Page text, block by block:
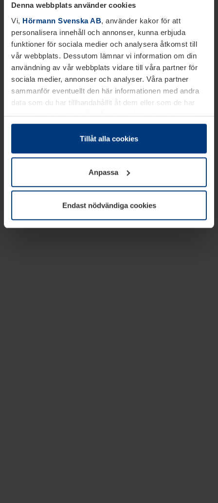
Denna webbplats använder cookies
Vi, Hörmann Svenska AB, använder kakor för att
personalisera innehåll och annonser, kunna erbjuda
funktioner för sociala medier och analysera åtkomst till
vår webbplats. Dessutom lämnar vi information om din
användning av vår webbplats vidare till våra partner för
sociala medier, annonser och analyser. Våra partner
sammanför eventuellt den här informationen med andra
data som du har tillhandahållit åt dem eller som de har
samlat in inom ramen för din användning av tjänsterna.
Juridiskt kan vi lagra kakor på din enhet, om de är
absolut nödvändiga för driften av den här webbplatsen.
godkännande kan du när som helst ändra eller återkalla i
informationen om kakor underDataskyddsförklaring
vår webbplats.
Tillåt alla cookies
Anpassa
Endast nödvändiga cookies